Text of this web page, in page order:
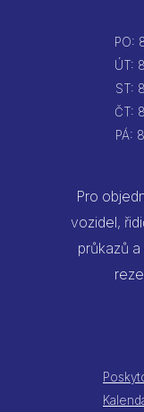
PO:
ÚT:
ST:
ČT:
PÁ:
Pro
vozidel,
průkazů